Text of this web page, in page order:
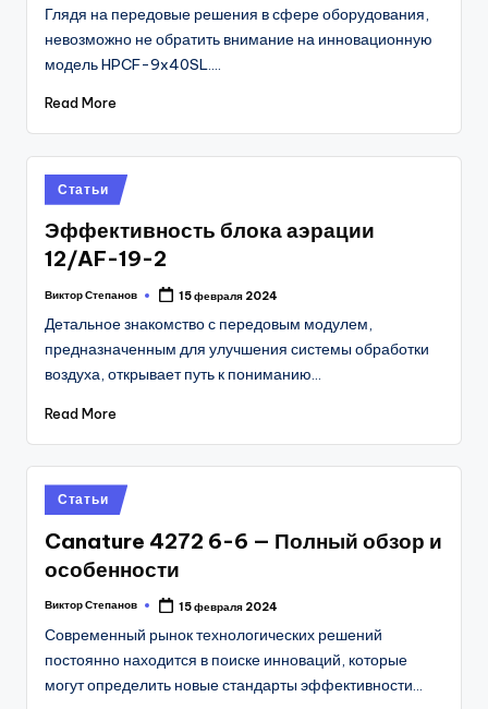
Глядя на передовые решения в сфере оборудования,
невозможно не обратить внимание на инновационную
модель HPCF-9x40SL.…
Read More
Posted
in
Статьи
Эффективность блока аэрации
12/AF-19-2
Posted
Виктор Степанов 15 февраля 2024
Детальное знакомство с передовым модулем,
предназначенным для улучшения системы обработки
воздуха, открывает путь к пониманию…
Read More
Posted
in
Статьи
Canature 4272 6-6 — Полный обзор и
особенности
Posted
Виктор Степанов 15 февраля 2024
Современный рынок технологических решений
постоянно находится в поиске инноваций, которые
могут определить новые стандарты эффективности…